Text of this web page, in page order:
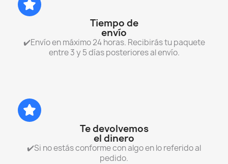
Tiempo de
envío
✔️Envío en máximo 24 horas. Recibirás tu paquete
entre 3 y 5 días posteriores al envío.
Te devolvemos
el dinero
✔️Si no estás conforme con algo en lo referido al
pedido.